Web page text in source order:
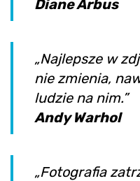
Diane Arbus
„Najlepsze w
nie zmienia,
ludzie na nim.”
Andy Warhol
„Fotografia